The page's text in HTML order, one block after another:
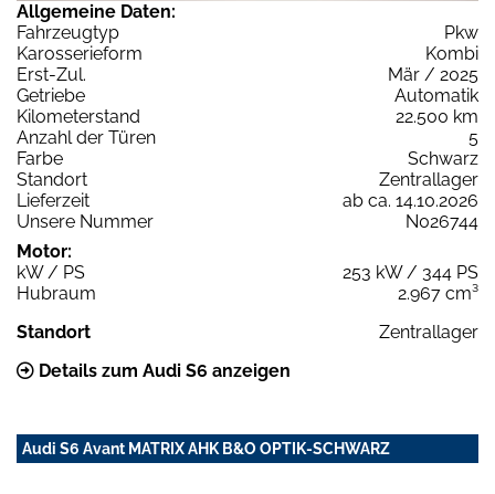
Allgemeine Daten:
Fahrzeugtyp
Pkw
Karosserieform
Kombi
Erst-Zul.
Mär / 2025
Getriebe
Automatik
Kilometerstand
22.500 km
Anzahl der Türen
5
Farbe
Schwarz
Standort
Zentrallager
Lieferzeit
ab ca. 14.10.2026
Unsere Nummer
N026744
Motor:
kW / PS
253 kW / 344 PS
Hubraum
2.967 cm³
Standort
Zentrallager
Details zum Audi S6 anzeigen
Audi S6 Avant MATRIX AHK B&O OPTIK-SCHWARZ